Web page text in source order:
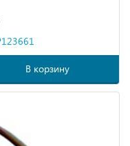
В корзину